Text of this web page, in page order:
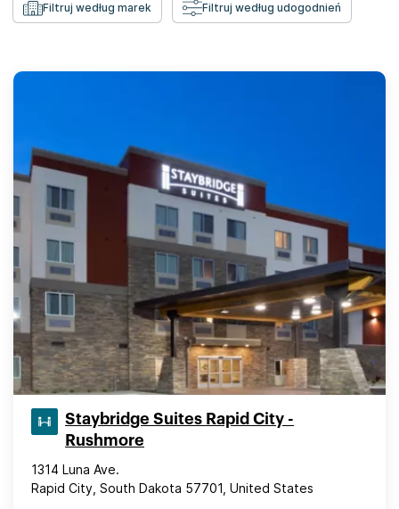
Filtruj według marek Filtruj według udogodnień
Staybridge Suites Rapid City -
Rushmore
1314 Luna Ave.
Rapid City, South Dakota 57701, United States